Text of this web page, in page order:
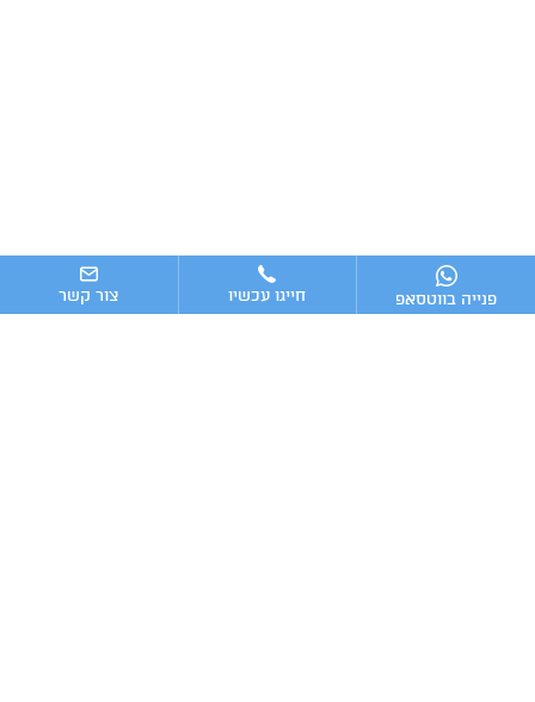
פנייה בווטסאפ חייגו עכשיו צור קשר